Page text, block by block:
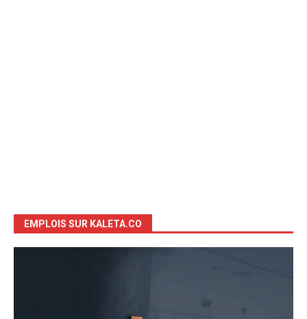
EMPLOIS SUR KALETA.CO